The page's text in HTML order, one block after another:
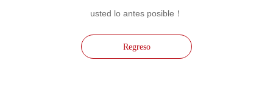
usted lo antes posible！
Regreso